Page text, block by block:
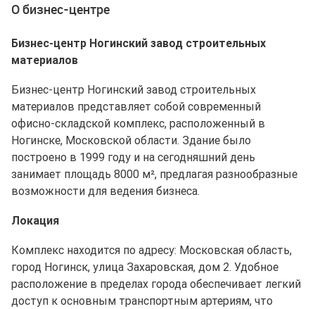
О бизнес-центре
Бизнес-центр Ногинский завод строительных
материалов
Бизнес-центр Ногинский завод строительных
материалов представляет собой современный
офисно-складской комплекс, расположенный в
Ногинске, Московской области. Здание было
построено в 1999 году и на сегодняшний день
занимает площадь 8000 м², предлагая разнообразные
возможности для ведения бизнеса.
Локация
Комплекс находится по адресу: Московская область,
город Ногинск, улица Захаровская, дом 2. Удобное
расположение в пределах города обеспечивает легкий
доступ к основным транспортным артериям, что